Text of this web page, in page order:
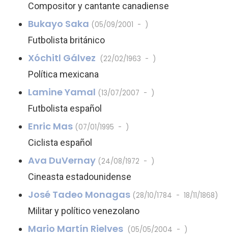
Compositor y cantante canadiense
Bukayo Saka (05/09/2001 - )
Futbolista británico
Xóchitl Gálvez (22/02/1963 - )
Política mexicana
Lamine Yamal (13/07/2007 - )
Futbolista español
Enric Mas (07/01/1995 - )
Ciclista español
Ava DuVernay (24/08/1972 - )
Cineasta estadounidense
José Tadeo Monagas (28/10/1784 - 18/11/1868)
Militar y político venezolano
Mario Martín Rielves (05/05/2004 - )